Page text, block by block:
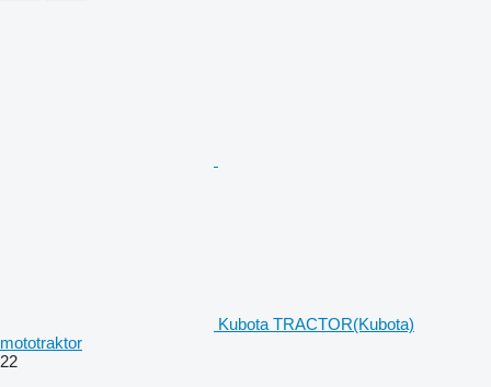
Kubota TRACTOR(Kubota)
mototraktor
22